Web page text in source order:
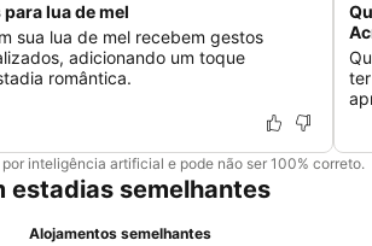
lua de mel
sua lua de mel recebem gestos
adicionando um toque
romântica.
inteligência artificial e pode não ser 100% correto.
estadias semelhantes
Alojamentos semelhantes